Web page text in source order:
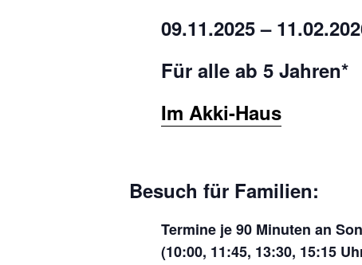
09.11.2025 –
Für alle ab 5 Jahren*
Im Akki-Haus
Besuch für Familien:
Termine je 90 Minuten an
(10:00, 11:45, 13:30, 15:15